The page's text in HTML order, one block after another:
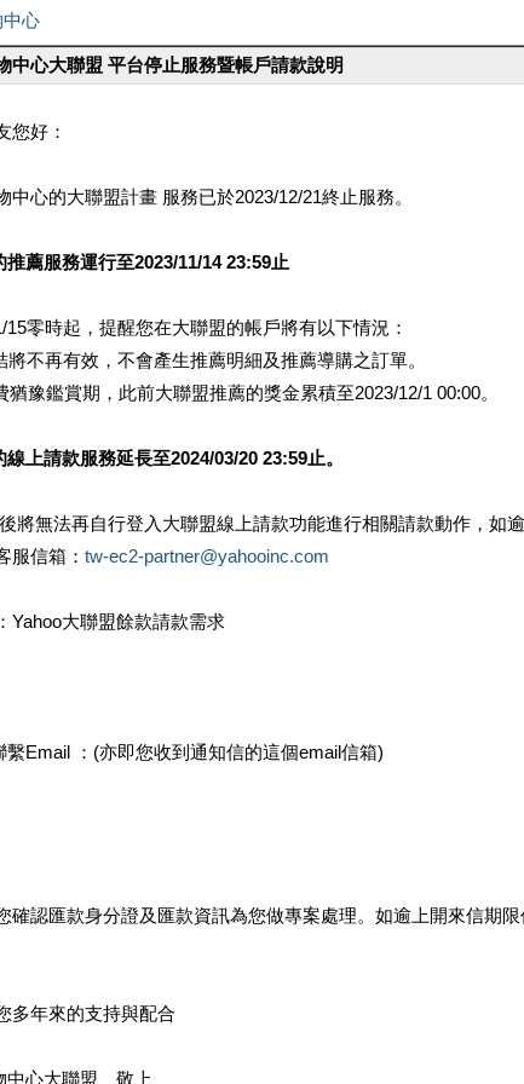
中心大聯盟 平台停止服務暨帳戶請款說明
您好：
中心的大聯盟計畫 服務已於2023/12/21終止服務。
推薦服務運行至2023/11/14 23:59止
15零時起，提醒您在大聯盟的帳戶將有以下情況：
將不再有效，不會產生推薦明細及推薦導購之訂單。
猶豫鑑賞期，此前大聯盟推薦的獎金累積至2023/12/1 00:00。
線上請款服務延長至2024/03/20 23:59止。
將無法再自行登入大聯盟線上請款功能進行相關請款動作，如
服信箱： tw-ec2-partner@yahooinc.com
Yahoo大聯盟餘款請款需求
繫Email ：(亦即您收到通知信的這個email信箱)
確認匯款身分證及匯款資訊為您做專案處理。如逾上開來信期
多年來的支持與配合
中心大聯盟 敬上